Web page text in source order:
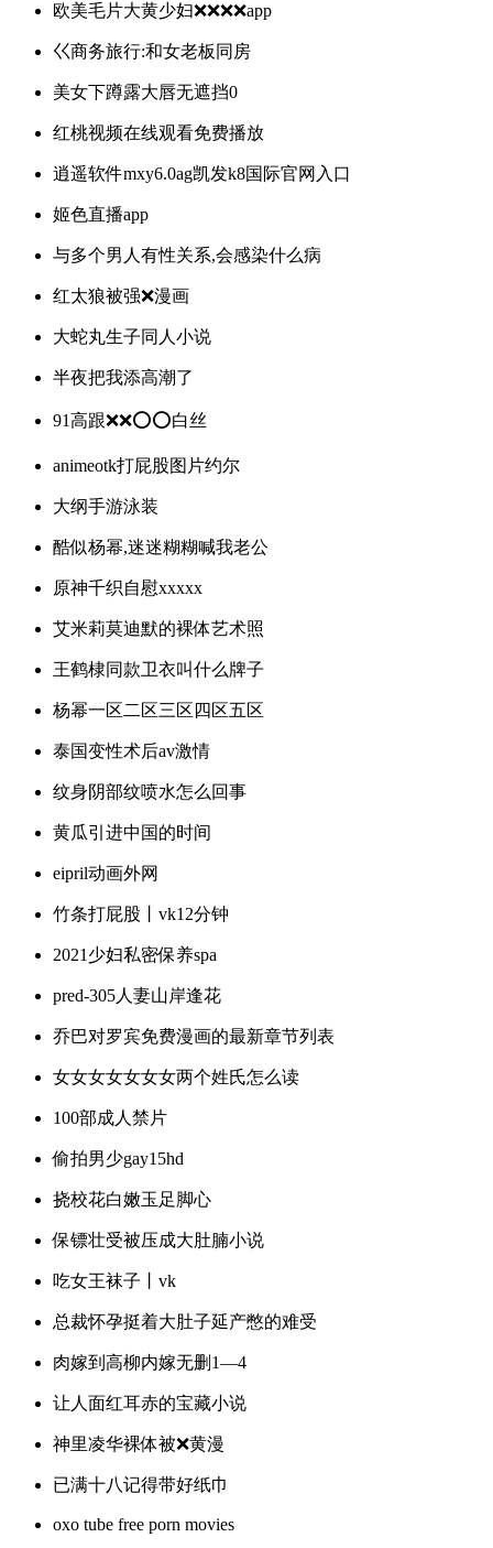
欧美毛片大黄少妇❌❌❌❌app
巜商务旅行:和女老板同房
美女下蹲露大唇无遮挡0
红桃视频在线观看免费播放
逍遥软件mxy6.0ag凯发k8国际官网入口
姬色直播app
与多个男人有性关系,会感染什么病
红太狼被强❌漫画
大蛇丸生子同人小说
半夜把我添高潮了
91高跟❌❌⭕⭕白丝
animeotk打屁股图片约尔
大纲手游泳装
酷似杨幂,迷迷糊糊喊我老公
原神千织自慰xxxxx
艾米莉莫迪默的裸体艺术照
王鹤棣同款卫衣叫什么牌子
杨幂一区二区三区四区五区
泰国变性术后av激情
纹身阴部纹喷水怎么回事
黄瓜引进中国的时间
eipril动画外网
竹条打屁股丨vk12分钟
2021少妇私密保养spa
pred-305人妻山岸逢花
乔巴对罗宾免费漫画的最新章节列表
女女女女女女女两个姓氏怎么读
100部成人禁片
偷拍男少gay15hd
挠校花白嫩玉足脚心
保镖壮受被压成大肚腩小说
吃女王袜子丨vk
总裁怀孕挺着大肚子延产憋的难受
肉嫁到高柳内嫁无删1—4
让人面红耳赤的宝藏小说
神里凌华裸体被❌黄漫
已满十八记得带好纸巾
oxo tube free porn movies